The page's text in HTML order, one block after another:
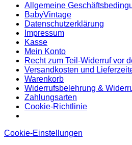
Allgemeine
BabyVintage
Datenschutzerklärung
Impressum
Kasse
Mein Konto
Recht zum Teil-Widerruf vor
Versandkosten und
Warenkorb
Widerrufsbelehrung &
Zahlungsarten
Cookie-Richtlinie
Cookie-Einstellungen